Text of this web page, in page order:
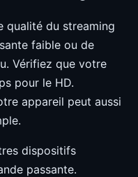
qualité du streaming
faible ou de
Vérifiez que votre
pour le HD.
appareil peut aussi
dispositifs
passante.